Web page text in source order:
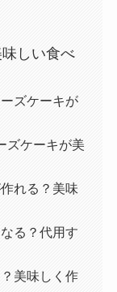
味しい食べ
ズケーキが
ズケーキが美
れる？美味
る？代用す
美味しく作